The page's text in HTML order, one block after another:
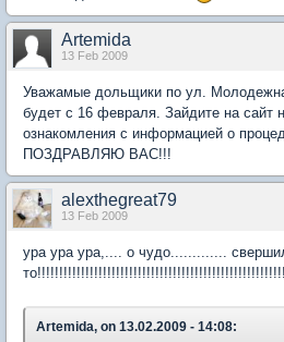
Artemida
13 Feb 2009
Уважамые дольщики по ул.
будет с 16 февраля. Зайдите на сайт
ознакомления с информацией о
ПОЗДРАВЛЯЮ ВАС!!!
alexthegreat79
13 Feb 2009
ура ура ура,.... о чудо.............
то!!!!!!!!!!!!!!!!!!!!!!!!!!!!!!!!!!!!!!!!!!!!!!!!!!!!!!!!!
Artemida, on 13.02.2009 - 14:08: